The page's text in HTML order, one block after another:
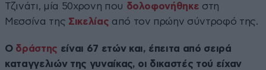
Τζινάτι, μία 50χρονη που δολοφονήθηκε στη
Μεσσίνα της Σικελίας από τον πρώην σύντροφό της.
Ο δράστης είναι 67 ετών και, έπειτα από σειρά
καταγγελιών της γυναίκας, οι δικαστές τού είχαν